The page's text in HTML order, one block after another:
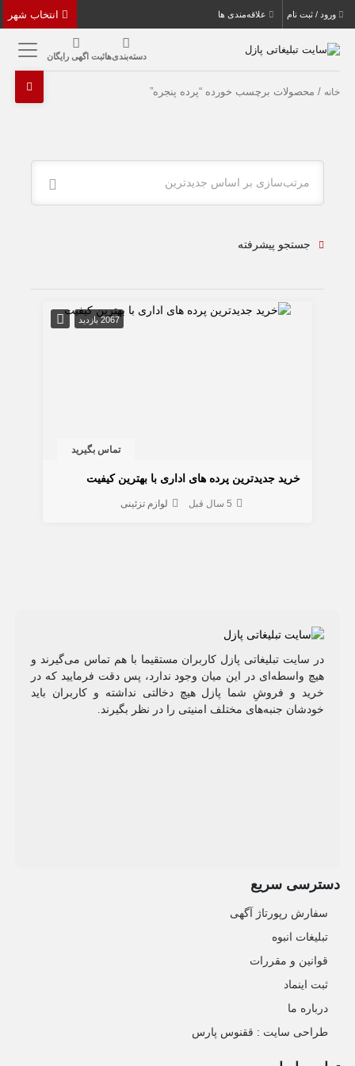
ورود / ثبت نام علاقه‌مندی ها
دسته‌بندی‌هاثبت اگهی رایگان
خانه / محصولات برچسب خورده “پرده پنجره”
مرتب‌سازی بر اساس جدیدترین
جستجو پیشرفته
2067 بازدید
تماس بگیرید
خرید جدیدترین پرده های اداری با بهترین کیفیت
5 سال قبل لوازم تزئینی
در سایت تبلیغاتی پازل کاربران مستقیما با هم تماس می‌گیرند و
هیچ واسطه‌ای در این میان وجود ندارد، پس دقت فرمایید که در
خرید و فروشِ شما پازل هیچ دخالتی نداشته و کاربران باید
خودشان جنبه‌های مختلف امنیتی را در نظر بگیرند.
دسترسی سریع
سفارش رپورتاژ آگهی
تبلیغات انبوه
قوانین و مقررات
ثبت اینماد
درباره ما
طراحی سایت : ققنوس پارس